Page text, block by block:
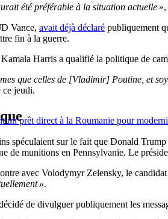
été préférable à la situation actuelle
Vance, avait déjà déclaré publiquement
fin à la guerre.
Harris a qualifié la politique de
que celles de [Vladimir] Poutine, et
ce jeudi.
un prêt direct à la Roumanie pour
spéculaient sur le fait que Donald
de munitions en Pennsylvanie. Le
avec Volodymyr Zelensky, le
».
de divulguer publiquement les